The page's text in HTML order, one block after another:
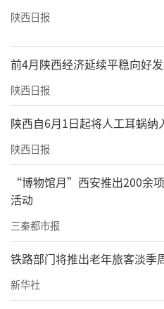
陕西日报
前4月陕西经济延续平稳向好
陕西日报
陕西自6月1日起将人工耳蜗纳
陕西日报
“博物馆月”西安推出200余
活动
三秦都市报
铁路部门将推出老年旅客淡季
新华社